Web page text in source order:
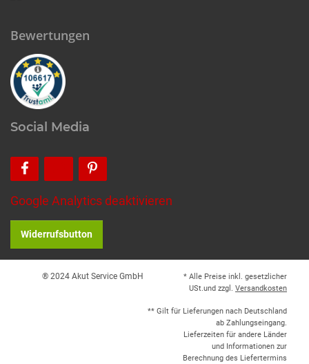
Bewertungen
Social Media
Google Analytics deaktivieren
Widerrufsbutton
® 2024 Akut Service GmbH
* Alle Preise inkl. gesetzlicher
USt.und zzgl. Versandkosten
** Gilt für Lieferungen nach Deutschland
ab Zahlungseingang.
Lieferzeiten für andere Länder
und Informationen zur
Berechnung des Liefertermins